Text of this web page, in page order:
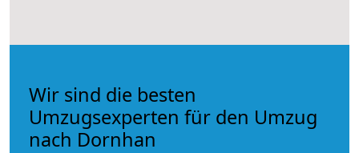
Wir sind die besten
Umzugsexperten für den Umzug
nach Dornhan